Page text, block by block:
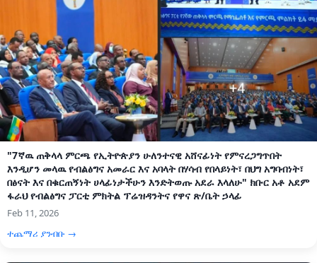
"7ኛዉ ጠቅላላ ምርጫ የኢትዮጵያን ሁለንተናዊ አሸናፊነት የምናረጋግጥበት
እንዲሆን መላዉ የብልፅግና አመራር እና አባላት በሃሳብ የበላይነት፣ በህግ አግባብነት፣
በፅናት እና በቁርጠኝነት ሀላፊነታችሁን እንድትወጡ አደራ እላለሁ" ክቡር አቶ አደም
ፋራህ የብልፅግና ፓርቲ ምክትል ፕሬዝዳንትና የዋና ጽ/ቤት ኃላፊ
Feb 11, 2026
ተጨማሪ ያንብቡ →